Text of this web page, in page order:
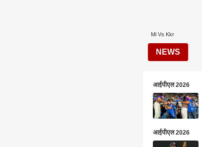
Mi Vs Kkr
NEWS
आईपीएल 2026
आईपीएल 2026